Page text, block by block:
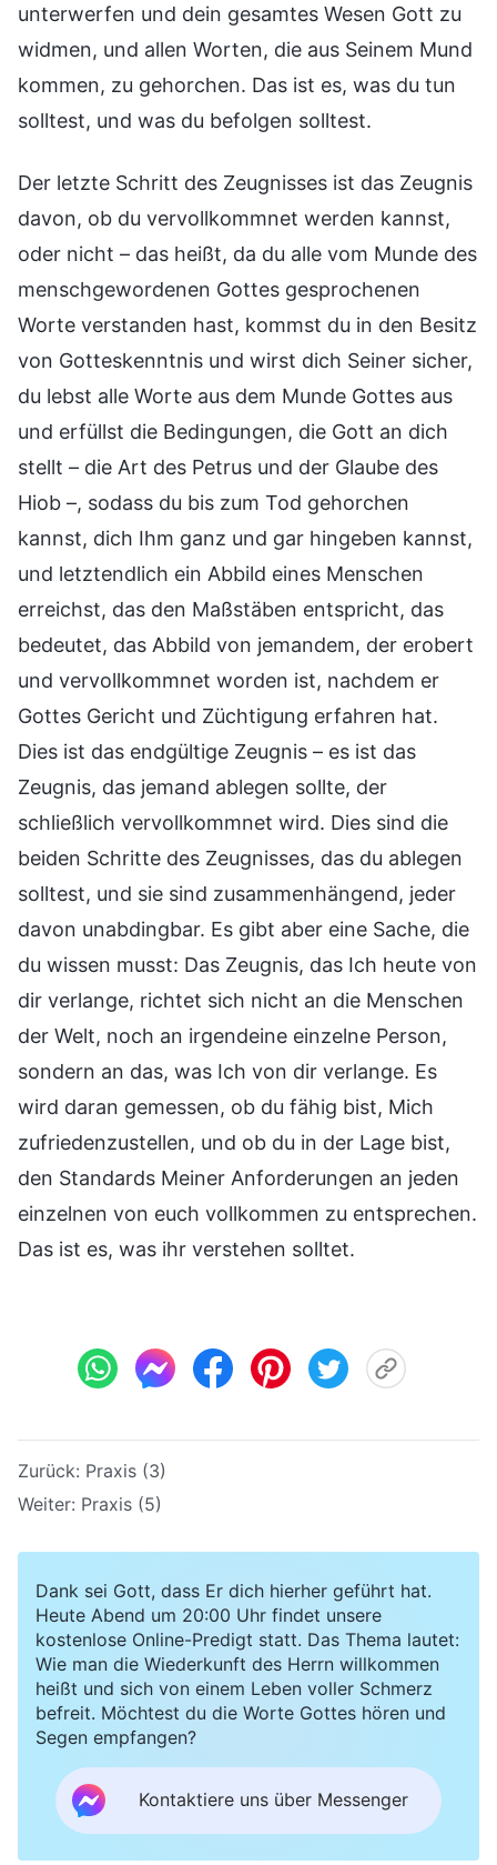
unterwerfen und dein gesamtes Wesen Gott zu
widmen, und allen Worten, die aus Seinem Mund
kommen, zu gehorchen. Das ist es, was du tun
solltest, und was du befolgen solltest.
Der letzte Schritt des Zeugnisses ist das Zeugnis
davon, ob du vervollkommnet werden kannst,
oder nicht – das heißt, da du alle vom Munde des
menschgewordenen Gottes gesprochenen
Worte verstanden hast, kommst du in den Besitz
von Gotteskenntnis und wirst dich Seiner sicher,
du lebst alle Worte aus dem Munde Gottes aus
und erfüllst die Bedingungen, die Gott an dich
stellt – die Art des Petrus und der Glaube des
Hiob –, sodass du bis zum Tod gehorchen
kannst, dich Ihm ganz und gar hingeben kannst,
und letztendlich ein Abbild eines Menschen
erreichst, das den Maßstäben entspricht, das
bedeutet, das Abbild von jemandem, der erobert
und vervollkommnet worden ist, nachdem er
Gottes Gericht und Züchtigung erfahren hat.
Dies ist das endgültige Zeugnis – es ist das
Zeugnis, das jemand ablegen sollte, der
schließlich vervollkommnet wird. Dies sind die
beiden Schritte des Zeugnisses, das du ablegen
solltest, und sie sind zusammenhängend, jeder
davon unabdingbar. Es gibt aber eine Sache, die
du wissen musst: Das Zeugnis, das Ich heute von
dir verlange, richtet sich nicht an die Menschen
der Welt, noch an irgendeine einzelne Person,
sondern an das, was Ich von dir verlange. Es
wird daran gemessen, ob du fähig bist, Mich
zufriedenzustellen, und ob du in der Lage bist,
den Standards Meiner Anforderungen an jeden
einzelnen von euch vollkommen zu entsprechen.
Das ist es, was ihr verstehen solltet.
Zurück: Praxis (3)
Weiter: Praxis (5)
Dank sei Gott, dass Er dich hierher geführt hat.
Heute Abend um 20:00 Uhr findet unsere
kostenlose Online-Predigt statt. Das Thema lautet:
Wie man die Wiederkunft des Herrn willkommen
heißt und sich von einem Leben voller Schmerz
befreit. Möchtest du die Worte Gottes hören und
Segen empfangen?
Kontaktiere uns über Messenger